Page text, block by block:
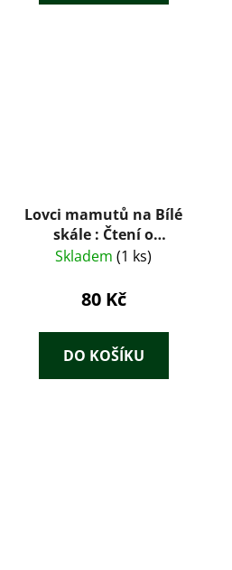
Lovci mamutů na Bílé
skále : Čtení o
praobyvatelích země
Skladem (1 ks)
80 Kč
DO KOŠÍKU